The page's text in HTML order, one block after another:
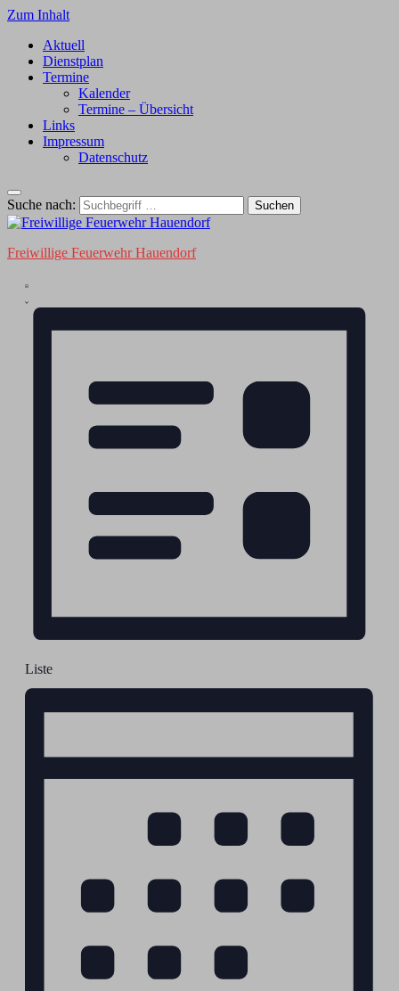
Zum Inhalt
Aktuell
Dienstplan
Termine
Kalender
Termine – Übersicht
Links
Impressum
Datenschutz
Suche nach:
Freiwillige Feuerwehr Hauendorf
Ansichten-
Navigation
Veranstaltung
Ansichten-
Liste
Liste